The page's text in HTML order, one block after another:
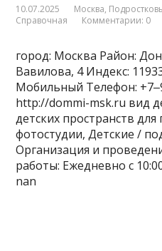
10.07.2025 Москва,
Справочная
Комментарии: 0
город: Москва Район:
Вавилова, 4 Индекс:
Мобильный Телефон:
http://dommi-msk.ru вид
детских пространств
фотостудии, Детские /
Организация и
работы: Ежедневно с
nan